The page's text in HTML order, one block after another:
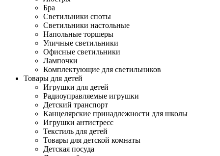
Бра
Светильники споты
Светильники настольные
Напольные торшеры
Уличные светильники
Офисные светильники
Лампочки
Комплектующие для светильников
Товары для детей
Игрушки для детей
Радиоуправляемые игрушки
Детский транспорт
Канцелярские принадлежности для школы
Игрушки антистресс
Текстиль для детей
Товары для детской комнаты
Детская посуда